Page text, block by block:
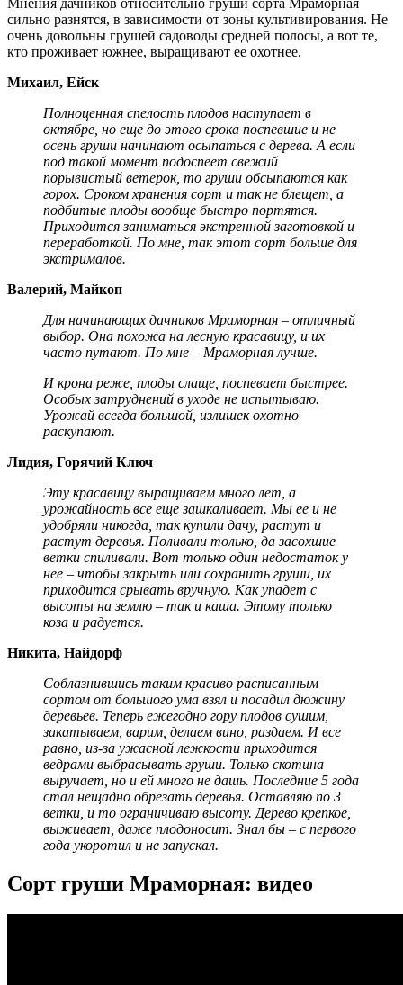
Мнения дачников относительно груши сорта Мраморная
сильно разнятся, в зависимости от зоны культивирования. Не
очень довольны грушей садоводы средней полосы, а вот те,
кто проживает южнее, выращивают ее охотнее.
Михаил, Ейск
Полноценная спелость плодов наступает в
октябре, но еще до этого срока поспевшие и не
осень груши начинают осыпаться с дерева. А если
под такой момент подоспеет свежий
порывистый ветерок, то груши обсыпаются как
горох. Сроком хранения сорт и так не блещет, а
подбитые плоды вообще быстро портятся.
Приходится заниматься экстренной заготовкой и
переработкой. По мне, так этот сорт больше для
экстрималов.
Валерий, Майкоп
Для начинающих дачников Мраморная – отличный
выбор. Она похожа на лесную красавицу, и их
часто путают. По мне – Мраморная лучше.
И крона реже, плоды слаще, поспевает быстрее.
Особых затруднений в уходе не испытываю.
Урожай всегда большой, излишек охотно
раскупают.
Лидия, Горячий Ключ
Эту красавицу выращиваем много лет, а
урожайность все еще зашкаливает. Мы ее и не
удобряли никогда, так купили дачу, растут и
растут деревья. Поливали только, да засохшие
ветки спиливали. Вот только один недостаток у
нее – чтобы закрыть или сохранить груши, их
приходится срывать вручную. Как упадет с
высоты на землю – так и каша. Этому только
коза и радуется.
Никита, Найдорф
Соблазнившись таким красиво расписанным
сортом от большого ума взял и посадил дюжину
деревьев. Теперь ежегодно гору плодов сушим,
закатываем, варим, делаем вино, раздаем. И все
равно, из-за ужасной лежкости приходится
ведрами выбрасывать груши. Только скотина
выручает, но и ей много не дашь. Последние 5 года
стал нещадно обрезать деревья. Оставляю по 3
ветки, и то ограничиваю высоту. Дерево крепкое,
выживает, даже плодоносит. Знал бы – с первого
года укоротил и не запускал.
Сорт груши Мраморная: видео